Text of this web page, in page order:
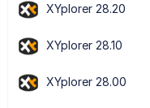
XYplorer 28.20
XYplorer 28.10
XYplorer 28.00